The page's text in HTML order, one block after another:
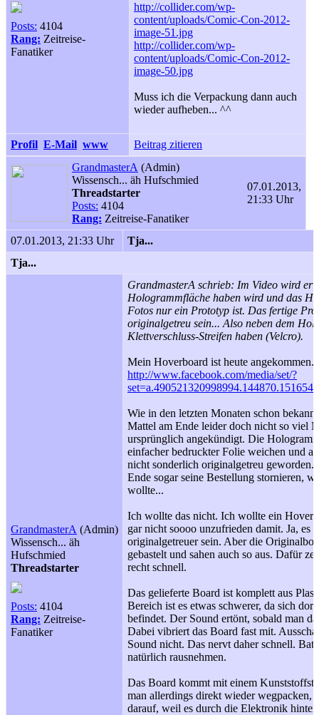
Posts: 4104
Rang: Zeitreise-
Fanatiker
http://collider.com/wp-
content/uploads/Comic-Con-2012-
image-51.jpg
http://collider.com/wp-
content/uploads/Comic-Con-2012-
image-50.jpg
Muss ich die Verpackung dann auch
wieder aufheben... ^^
Profil E-Mail www
Beitrag zitieren
GrandmasterA (Admin)
Wissensch... äh Hufschmied
Threadstarter
Posts: 4104
Rang: Zeitreise-Fanatiker
07.01.2013,
21:33 Uhr
07.01.2013, 21:33 Uhr
Tja...
Tja...
GrandmasterA (Admin)
Wissensch... äh
Hufschmied
Threadstarter
Posts: 4104
Rang: Zeitreise-
Fanatiker
GrandmasterA schrieb: Im Video wird
Hologrammfläche haben wird und das
Fotos nur ein Prototyp ist. Das fertige
originalgetreu sein... Also neben dem
Klettverschluss-Streifen haben (Velcro).
Mein Hoverboard ist heute angekommen.
http://www.facebook.com/media/set/?
Wie in den letzten Monaten schon
Mattel am Ende leider doch nicht so viel
ursprünglich angekündigt. Die
einfacher bedruckter Folie weichen und
nicht sonderlich originalgetreu geworden.
Ende sogar seine Bestellung stornieren,
wollte...
Ich wollte das nicht. Ich wollte ein
gar nicht soooo unzufrieden damit. Ja, es
originalgetreuer sein. Aber die
gebastelt und sahen auch so aus. Dafür
recht schnell.
Das gelieferte Board ist komplett aus
Bereich ist es etwas schwerer, da sich
befindet. Der Sound ertönt, sobald man
Dabei vibriert das Board fast mit.
Sound nicht. Das nervt daher schnell.
natürlich rausnehmen.
Das Board kommt mit einem
man allerdings direkt wieder wegpacken,
darauf, weil es durch die Elektronik